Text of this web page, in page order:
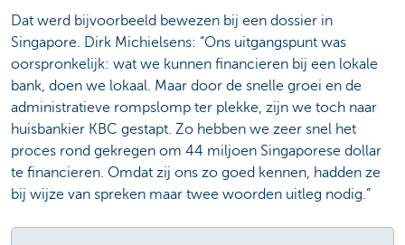
Dat werd bijvoorbeeld bewezen bij een dossier in
Singapore. Dirk Michielsens: “Ons uitgangspunt was
oorspronkelijk: wat we kunnen financieren bij een lokale
bank, doen we lokaal. Maar door de snelle groei en de
administratieve rompslomp ter plekke, zijn we toch naar
huisbankier KBC gestapt. Zo hebben we zeer snel het
proces rond gekregen om 44 miljoen Singaporese dollar
te financieren. Omdat zij ons zo goed kennen, hadden ze
bij wijze van spreken maar twee woorden uitleg nodig.”